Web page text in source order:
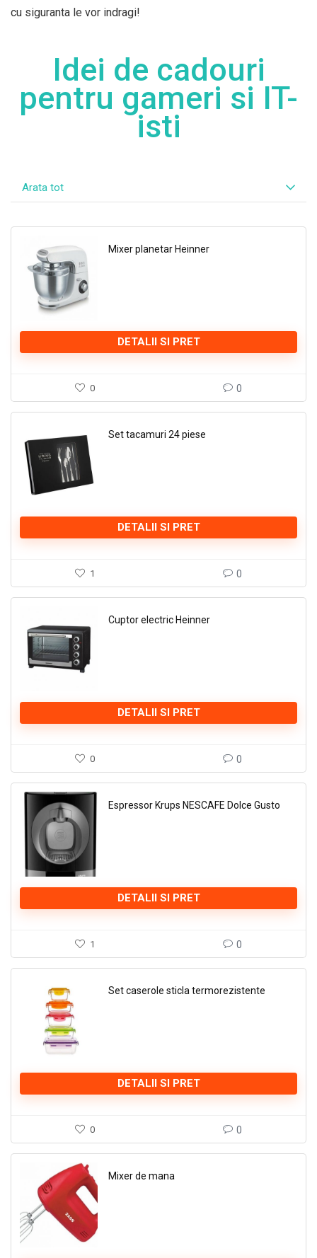
cu siguranta le vor indragi!
Idei de cadouri
pentru gameri si IT-
isti
Arata tot
Mixer planetar Heinner
DETALII SI PRET
0 0
Set tacamuri 24 piese
DETALII SI PRET
1 0
Cuptor electric Heinner
DETALII SI PRET
0 0
Espressor Krups NESCAFE Dolce Gusto
DETALII SI PRET
1 0
Set caserole sticla termorezistente
DETALII SI PRET
0 0
Mixer de mana